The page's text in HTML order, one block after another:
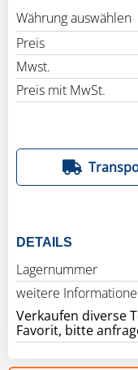
Währung auswählen
Preis
Mwst.
Preis mit MwSt.
DETAILS
Lagernummer
weitere
Verkaufen diverse
Favorit, bitte